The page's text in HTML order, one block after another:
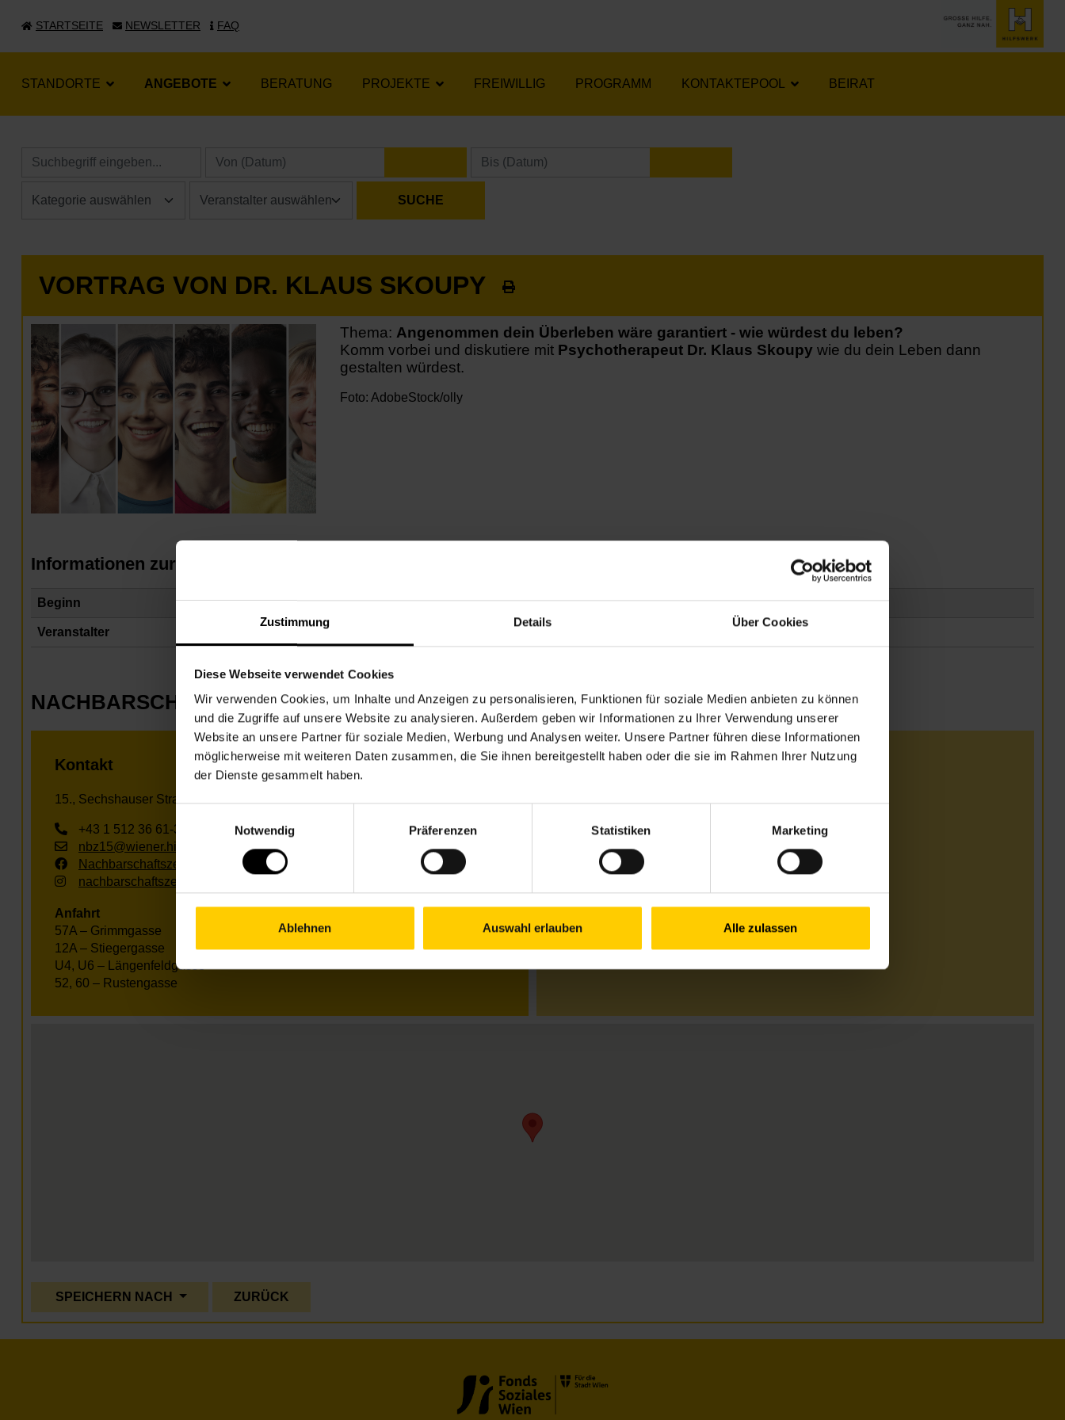
Zustimmung Details Über Cookies
Diese Webseite verwendet Cookies
Wir verwenden Cookies, um Inhalte und Anzeigen zu personalisieren, Funktionen für soziale Medien anbieten zu können
und die Zugriffe auf unsere Website zu analysieren. Außerdem geben wir Informationen zu Ihrer Verwendung unserer
Website an unsere Partner für soziale Medien, Werbung und Analysen weiter. Unsere Partner führen diese Informationen
möglicherweise mit weiteren Daten zusammen, die Sie ihnen bereitgestellt haben oder die sie im Rahmen Ihrer Nutzung
der Dienste gesammelt haben.
Notwendig
Präferenzen Statistiken Marketing
Ablehnen Auswahl erlauben Alle zulassen
STARTSEITE NEWSLETTER FAQ
STANDORTE ANGEBOTE BERATUNG PROJEKTE FREIWILLIG PROGRAMM KONTAKTEPOOL BEIRAT
KALENDER ÖFFNEN
VORTRAG VON DR. KLAUS SKOUPY
Thema: Angenommen dein Überleben wäre garantiert - wie würdest du leben?
Komm vorbei und diskutiere mit Psychotherapeut Dr. Klaus Skoupy wie du dein Leben dann
gestalten würdest.
Foto: AdobeStock/olly
Informationen zur Veranstaltung
Beginn Donnerstag, 28.05.2026,10.30 - 12.00
Veranstalter
NACHBARSCHAFTSZENTRUM 15
Kontakt
15., Sechshauser Straße 76
+43 1 512 36 61-3500
nbz15@wiener.hilfswerk.at
Nachbarschaftszentren
nachbarschaftszentren.wien
Anfahrt
57A – Grimmgasse
12A – Stiegergasse
U4, U6 – Längenfeldgasse
52, 60 – Rustengasse
Öffnungszeiten bis 4. September
Schließtage:Mittwoch, 22.7.
SPEICHERN NACH ZURÜCK